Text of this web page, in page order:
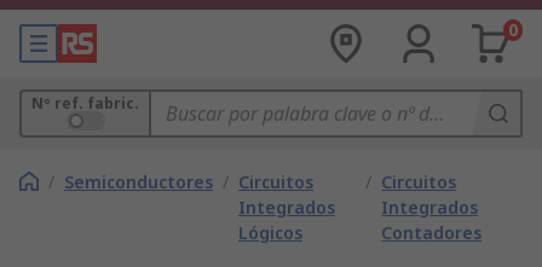
0
Nº ref. fabric.
/ Semiconductores / Circuitos
Integrados
Lógicos
/ Circuitos
Integrados
Contadores